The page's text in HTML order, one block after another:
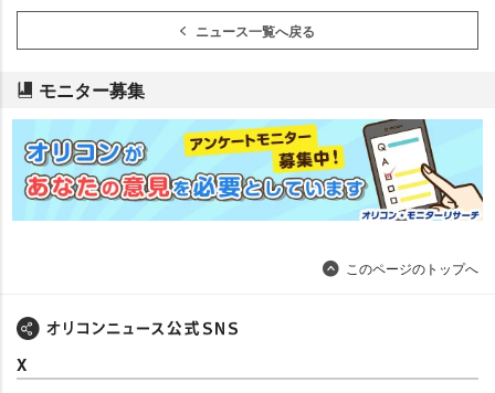
ニュース一覧へ戻る
モニター募集
このページのトップへ
X